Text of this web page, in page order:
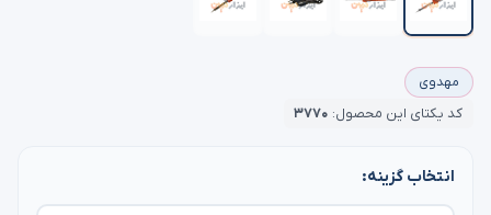
مهدوی
کد یکتای این محصول: ۳۷۷۰
انتخاب گزینه: